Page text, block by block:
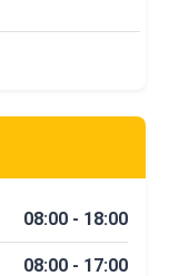
08:00 - 18:00
08:00 - 17:00